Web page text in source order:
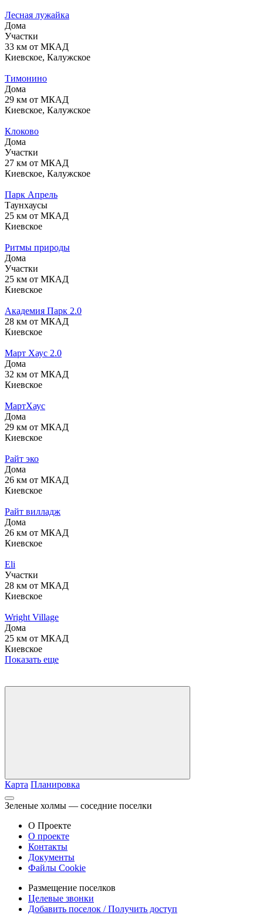
Лесная лужайка
Дома
Участки
33 км от МКАД
Киевское, Калужское
Тимонино
Дома
29 км от МКАД
Киевское, Калужское
Клоково
Дома
Участки
27 км от МКАД
Киевское, Калужское
Парк Апрель
Таунхаусы
25 км от МКАД
Киевское
Ритмы природы
Дома
Участки
25 км от МКАД
Киевское
Академия Парк 2.0
28 км от МКАД
Киевское
Март Хаус 2.0
Дома
32 км от МКАД
Киевское
МартХаус
Дома
29 км от МКАД
Киевское
Райт эко
Дома
26 км от МКАД
Киевское
Райт вилладж
Дома
26 км от МКАД
Киевское
Eli
Участки
28 км от МКАД
Киевское
Wright Village
Дома
25 км от МКАД
Киевское
Показать еще
Карта Планировка
Зеленые холмы — соседние поселки
О Проекте
О проекте
Контакты
Документы
Файлы Cookie
Размещение поселков
Целевые звонки
Добавить поселок / Получить доступ